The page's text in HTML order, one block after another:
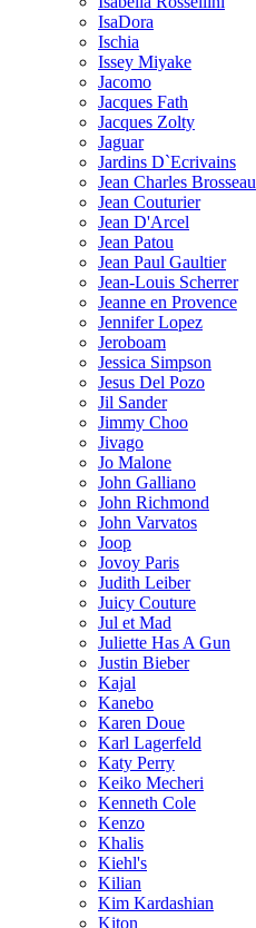
IsaDora
Ischia
Issey Miyake
Jacomo
Jacques Fath
Jacques Zolty
Jaguar
Jardins D`Ecrivains
Jean Charles Brosseau
Jean Couturier
Jean D'Arcel
Jean Patou
Jean Paul Gaultier
Jean-Louis Scherrer
Jeanne en Provence
Jennifer Lopez
Jeroboam
Jessica Simpson
Jesus Del Pozo
Jil Sander
Jimmy Choo
Jivago
Jo Malone
John Galliano
John Richmond
John Varvatos
Joop
Jovoy Paris
Judith Leiber
Juicy Couture
Jul et Mad
Juliette Has A Gun
Justin Bieber
Kajal
Kanebo
Karen Doue
Karl Lagerfeld
Katy Perry
Keiko Mecheri
Kenneth Cole
Kenzo
Khalis
Kiehl's
Kilian
Kim Kardashian
Kiton